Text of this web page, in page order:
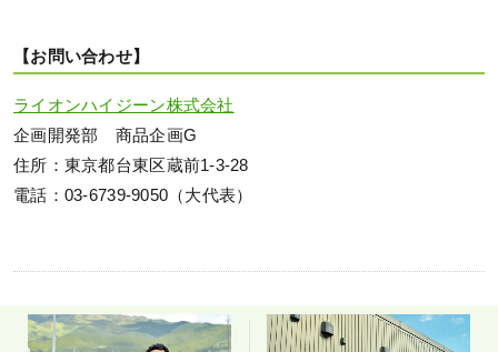
【お問い合わせ】
ライオンハイジーン株式会社
企画開発部 商品企画G
住所：東京都台東区蔵前1-3-28
電話：03-6739-9050（大代表）